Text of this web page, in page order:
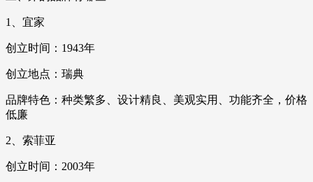
1、宜家
创立时间：1943年
创立地点：瑞典
品牌特色：种类繁多、设计精良、美观实用、功能齐全，价格
低廉
2、索菲亚
创立时间：2003年